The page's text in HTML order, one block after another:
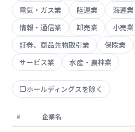
電気・ガス業
陸運業 海運業
情報・通信業
卸売業 小売業
証券、商品先物取引業
保険業
サービス業
水産・農林業
ホールディングスを除く
# 企業名